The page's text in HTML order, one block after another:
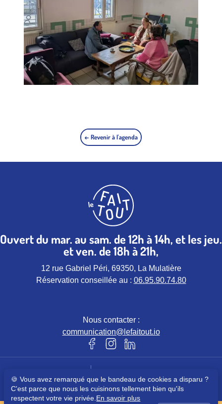
← Revenir à l'agenda
Ouvert du mar. au sam. de 12h à 14h, et les jeu.
et ven. de 18h à 21h,
12 rue Gabriel Péri, 69350, La Mulatière
Réservation conseillée au : 06.95.90.74.80
Nous contacter :
communication@lefaitout.io
Notre page Facebook (nouvel
Notre page instagram (nouvel
Notre page Linkedin
© Le Faitout – Tous droits réservés
🍪 Vous avez remarqué que le bandeau de cookies a disparu ?
C'est parce que nous les cuisinons tellement bien qu'ils
respectent votre vie privée. En savoir plus